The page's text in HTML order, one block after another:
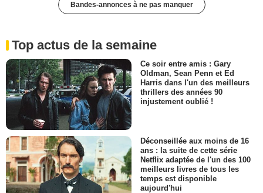
Bandes-annonces à ne pas manquer
Top actus de la semaine
Ce soir entre amis : Gary
Oldman, Sean Penn et Ed
Harris dans l'un des meilleurs
thrillers des années 90
injustement oublié !
Déconseillée aux moins de 16
ans : la suite de cette série
Netflix adaptée de l'un des 100
meilleurs livres de tous les
temps est disponible
aujourd'hui